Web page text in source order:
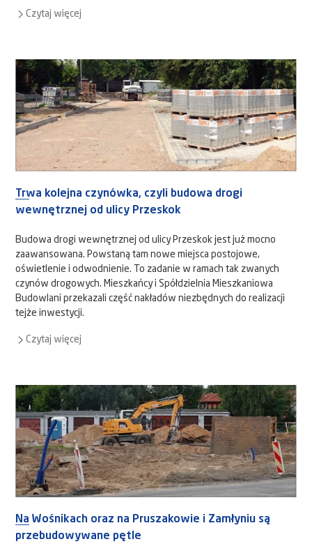
Czytaj więcej
Trwa kolejna czynówka, czyli budowa drogi
wewnętrznej od ulicy Przeskok
Budowa drogi wewnętrznej od ulicy Przeskok jest już mocno
zaawansowana. Powstaną tam nowe miejsca postojowe,
oświetlenie i odwodnienie. To zadanie w ramach tak zwanych
czynów drogowych. Mieszkańcy i Spółdzielnia Mieszkaniowa
Budowlani przekazali część nakładów niezbędnych do realizacji
tejże inwestycji.
Czytaj więcej
Na Wośnikach oraz na Pruszakowie i Zamłyniu są
przebudowywane pętle